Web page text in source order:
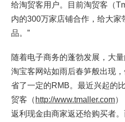
给淘贸客用户。目前淘贸客（
内的300万家店铺合作，给大
品。”
随着电子商务的蓬勃发展，大
淘宝客网站如雨后春笋般出现
省了一定的RMB。最近兴起的
贸客（ http://www.tmaller.com
返利现金由商家返还给购买者